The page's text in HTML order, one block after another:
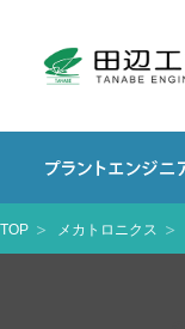
TOP メカトロニクス